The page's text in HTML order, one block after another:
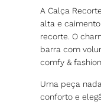
A Calça
alta e
recorte. O
barra com
comfy &
Uma peça
conforto e